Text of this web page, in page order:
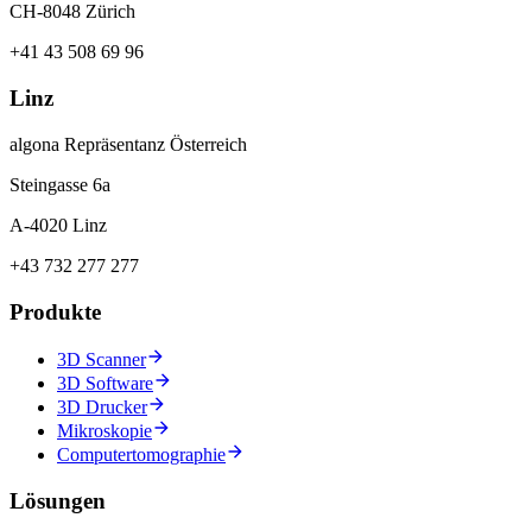
CH-8048 Zürich
+41 43 508 69 96
Linz
algona Repräsentanz Österreich
Steingasse 6a
A-4020 Linz
+43 732 277 277
Produkte
3D Scanner
3D Software
3D Drucker
Mikroskopie
Computertomographie
Lösungen